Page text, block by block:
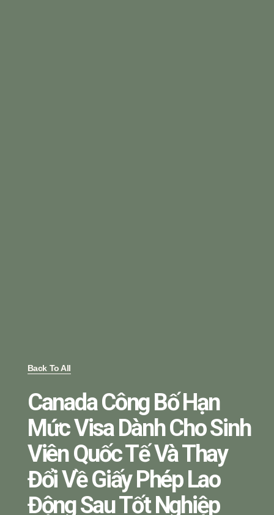
Back To All
Canada Công Bố Hạn
Mức Visa Dành Cho Sinh
Viên Quốc Tế Và Thay
Đổi Về Giấy Phép Lao
Động Sau Tốt Nghiệp